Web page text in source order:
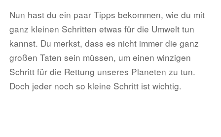
Nun hast du ein paar Tipps bekommen, wie du mit
ganz kleinen Schritten etwas für die Umwelt tun
kannst. Du merkst, dass es nicht immer die ganz
großen Taten sein müssen, um einen winzigen
Schritt für die Rettung unseres Planeten zu tun.
Doch jeder noch so kleine Schritt ist wichtig.